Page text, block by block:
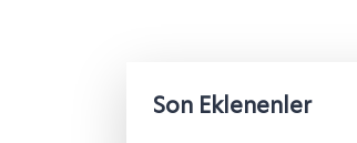
Son Eklenenler